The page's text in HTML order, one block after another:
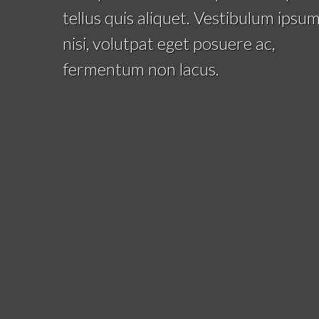
tellus quis aliquet. Vestibulum
nisi, volutpat eget posuere ac,
fermentum non lacus.